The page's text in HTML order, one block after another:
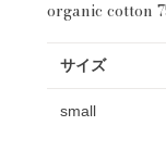
organic cotton
サイズ
small